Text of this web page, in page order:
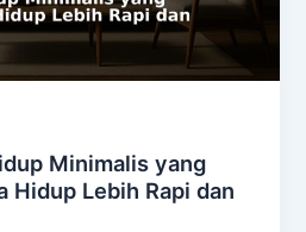
Minimalis yang
Hidup Lebih Rapi dan